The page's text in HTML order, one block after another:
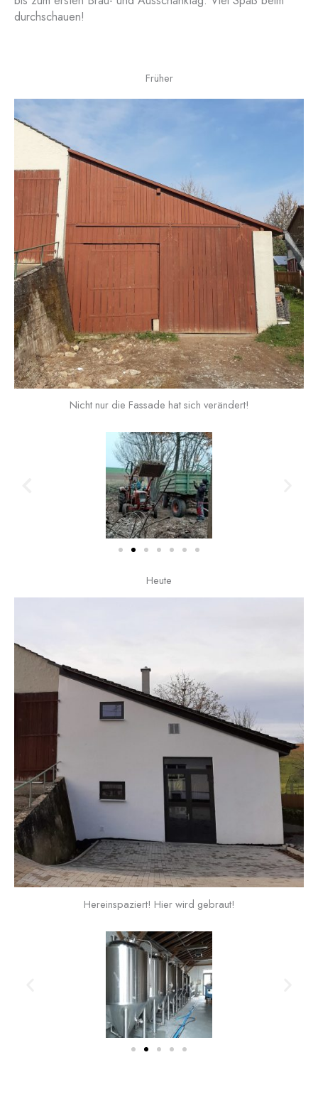
durchschauen!
Früher
Nicht nur die Fassade hat sich verändert!
Heute
Hereinspaziert! Hier wird gebraut!